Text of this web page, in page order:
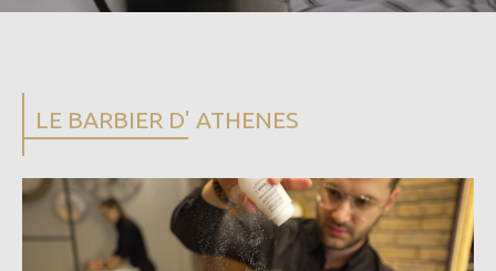
LE BARBIER D' ATHENES